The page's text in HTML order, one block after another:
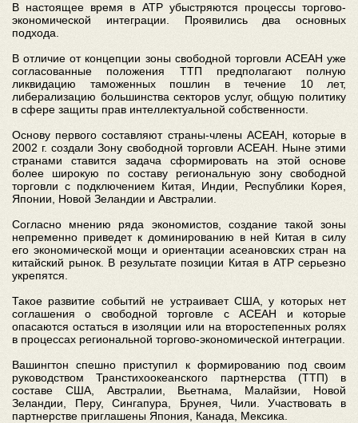
В настоящее время в АТР убыстряются процессы торгово-
экономической интеграции. Проявились два основных
подхода.
В отличие от концепции зоны свободной торговли АСЕАН уже
согласованные положения ТТП предполагают полную
ликвидацию таможенных пошлин в течение 10 лет,
либерализацию большинства секторов услуг, общую политику
в сфере защиты прав интеллектуальной собственности.
Основу первого составляют страны-члены АСЕАН, которые в
2002 г. создали Зону свободной торговли АСЕАН. Ныне этими
странами ставится задача сформировать на этой основе
более широкую по составу региональную зону свободной
торговли с подключением Китая, Индии, Республики Корея,
Японии, Новой Зеландии и Австралии.
Согласно мнению ряда экономистов, создание такой зоны
непременно приведет к доминированию в ней Китая в силу
его экономической мощи и ориентации асеановских стран на
китайский рынок. В результате позиции Китая в АТР серьезно
укрепятся.
Такое развитие событий не устраивает США, у которых нет
соглашения о свободной торговле с АСЕАН и которые
опасаются остаться в изоляции или на второстепенных ролях
в процессах региональной торгово-экономической интеграции.
Вашингтон спешно приступил к формированию под своим
руководством Транстихоокеанского партнерства (ТТП) в
составе США, Австралии, Вьетнама, Малайзии, Новой
Зеландии, Перу, Сингапура, Брунея, Чили. Участвовать в
партнерстве приглашены Япония, Канада, Мексика.